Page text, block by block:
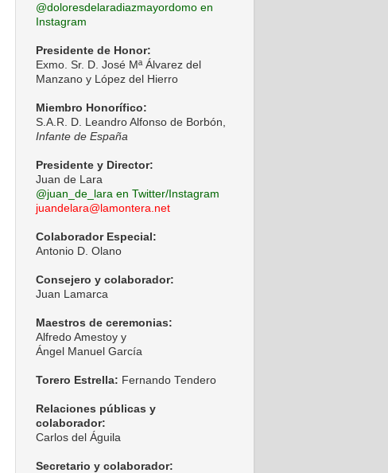
@doloresdelaradiazmayordomo en
Instagram
Presidente de Honor:
Exmo. Sr. D. José Mª Álvarez del
Manzano y López del Hierro
Miembro Honorífico:
S.A.R. D. Leandro Alfonso de Borbón,
Infante de España
Presidente y Director:
Juan de Lara
@juan_de_lara en Twitter/Instagram
juandelara@lamontera.net
Colaborador Especial:
Antonio D. Olano
Consejero y colaborador:
Juan Lamarca
Maestros de ceremonias:
Alfredo Amestoy y
Ángel Manuel García
Torero Estrella: Fernando Tendero
Relaciones públicas y
colaborador:
Carlos del Águila
Secretario y colaborador: